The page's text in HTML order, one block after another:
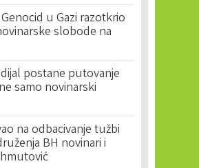
u Gazi razotkrio
slobode na
postane putovanje
samo novinarski
na odbacivanje tužbi
BH novinari i